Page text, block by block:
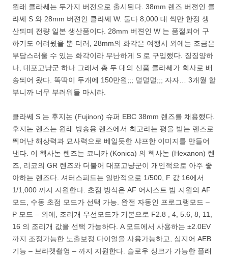
원래 클라쎄는 두가지 버전으로 출시된다. 38mm 렌즈 버젼인 클
라쎄 S 와 28mm 버젼인 클라쎄 W. 둘다 8,000 대 씩만 한정 생
산되며 전량 일본 생산품이다. 28mm 버젼인 W 는 품절되어 구
하기도 어려웠을 뿐 더러, 28mm의 화각은 여행시 외에는 조금은
부담스러울 수 있는 화각이라 무난하게 S 로 구입했다. 징징양하
나, 대포고냥군 하나 그래서 총 두 대의 신품 클라쎄가 회사로 배
송되어 왔다. 똑딱이 두개에 150만원;;; 덜덜덜;;; 자자… 3개월 할
부니까 너무 부러워들 마시라.
클라쎄 S 는 후지논 (Fujinon) 슈퍼 EBC 38mm 렌즈를 채용했다.
후지논 렌즈는 원래 방송용 렌즈에서 최고라는 평을 받는 렌즈로
뛰어난 해상력과 묘사력으로 베일듯한 샤프한 이미지를 만들어
낸다. 이 헥사논 렌즈는 코니카 (Konica) 의 헥사논 (Hexanon) 렌
즈, 리코의 GR 렌즈와 더불어 대포고냥군이 개인적으로 아주 좋
아하는 렌즈다. 셔터스피드는 일반적으로 1/500, F 값 16에서
1/1,000 까지 지원한다. 초점 방식은 AF 어시스트 빔 지원의 AF
모드, 수동 초점 모드가 선택 가능. 완전 자동인 프로그램모드 –
P 모드 – 외에, 조리개 우선모드가 기본으로 F2.8 , 4, 5.6, 8, 11,
16 의 조리개 값을 선택 가능하다. A 모드에서 사용하는 ±2.0EV
까지 조정가능한 노출보정 다이얼을 사용가능하고, 심지어 AEB
기능 – 브라켓촬영 – 까지 지원한다. 슬로우 싱크가 가능한 플래